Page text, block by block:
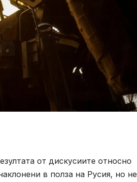
от дискусиите относно
в полза на Русия, но не